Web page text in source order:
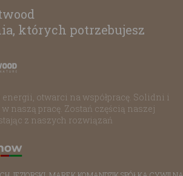
których potrzebujesz
energii, otwarci na współpracę. Solidni i
naszą pracę. Zostań częścią naszej
z naszych rozwiązań